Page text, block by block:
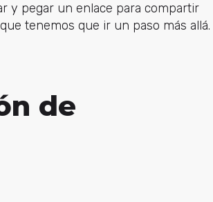
y pegar un enlace para compartir
tenemos que ir un paso más allá.
de